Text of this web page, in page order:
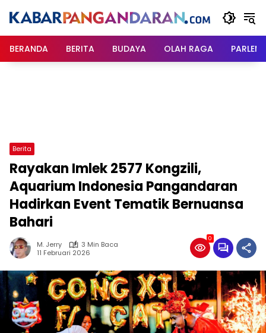
BERANDA
BERITA BUDAYA OLAH RAGA
Berita
Rayakan Imlek 2577 Kongzili,
Aquarium Indonesia Pangandaran
Hadirkan Event Tematik Bernuansa
Bahari
M. Jerry
3 Min Baca
11 Februari 2026
0